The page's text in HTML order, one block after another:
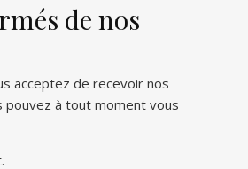
de nos
acceptez de recevoir nos
pouvez à tout moment vous
.